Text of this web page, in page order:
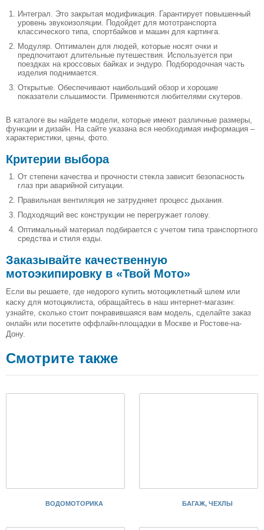
Интеграл. Это закрытая модификация. Гарантирует повышенный
уровень звукоизоляции. Подойдет для мототранспорта
классического типа, спортбайков и машин для картинга.
Модуляр. Оптимален для людей, которые носят очки и
предпочитают длительные путешествия. Используется при
поездках на кроссовых байках и эндуро. Подбородочная часть
изделия поднимается.
Открытые. Обеспечивают наибольший обзор и хорошие
показатели слышимости. Применяются любителями скутеров.
В каталоге вы найдете модели, которые имеют различные размеры,
функции и дизайн. На сайте указана вся необходимая информация –
характеристики, цены, фото.
Критерии выбора
От степени качества и прочности стекла зависит безопасность
глаз при аварийной ситуации.
Правильная вентиляция не затрудняет процесс дыхания.
Подходящий вес конструкции не перегружает голову.
Оптимальный материал подбирается с учетом типа транспортного
средства и стиля езды.
Заказывайте качественную
мотоэкипировку в «Твой Мото»
Если вы решаете, где недорого купить мотоциклетный шлем или
каску для мотоциклиста, обращайтесь в наш интернет-магазин:
узнайте, сколько стоит понравившаяся вам модель, сделайте заказ
онлайн или посетите оффлайн-площадки в Москве и Ростове-на-
Дону.
Смотрите также
ВОДОМОТОРИКА БАГАЖ, ЧЕХЛЫ